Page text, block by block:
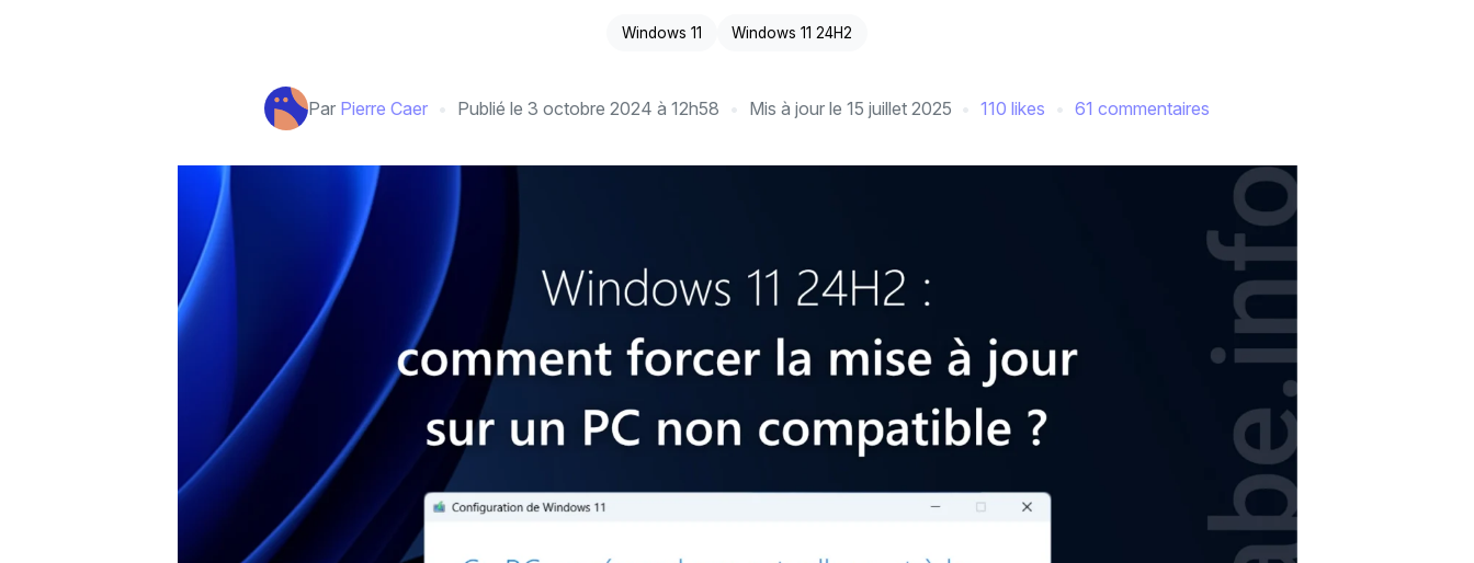
Windows 11 Windows 11 24H2
Par Pierre Caer Publié le 3 octobre 2024 à 12h58 Mis à jour le 15 juillet 2025 110 likes 61 commentaires